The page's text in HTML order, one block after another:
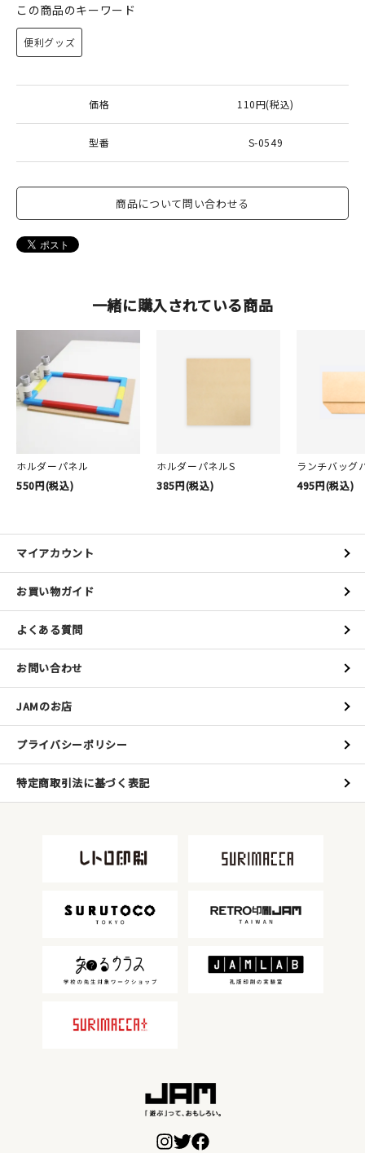
この商品のキーワード
便利グッズ
価格 110円(税込)
型番 S-0549
商品について問い合わせる
一緒に購入されている商品
ホルダーパネル
550円(税込)
ホルダーパネルS
385円(税込)
ランチバッグ
495円(税込)
マイアカウント
お買い物ガイド
よくある質問
お問い合わせ
JAMのお店
プライバシーポリシー
特定商取引法に基づく表記